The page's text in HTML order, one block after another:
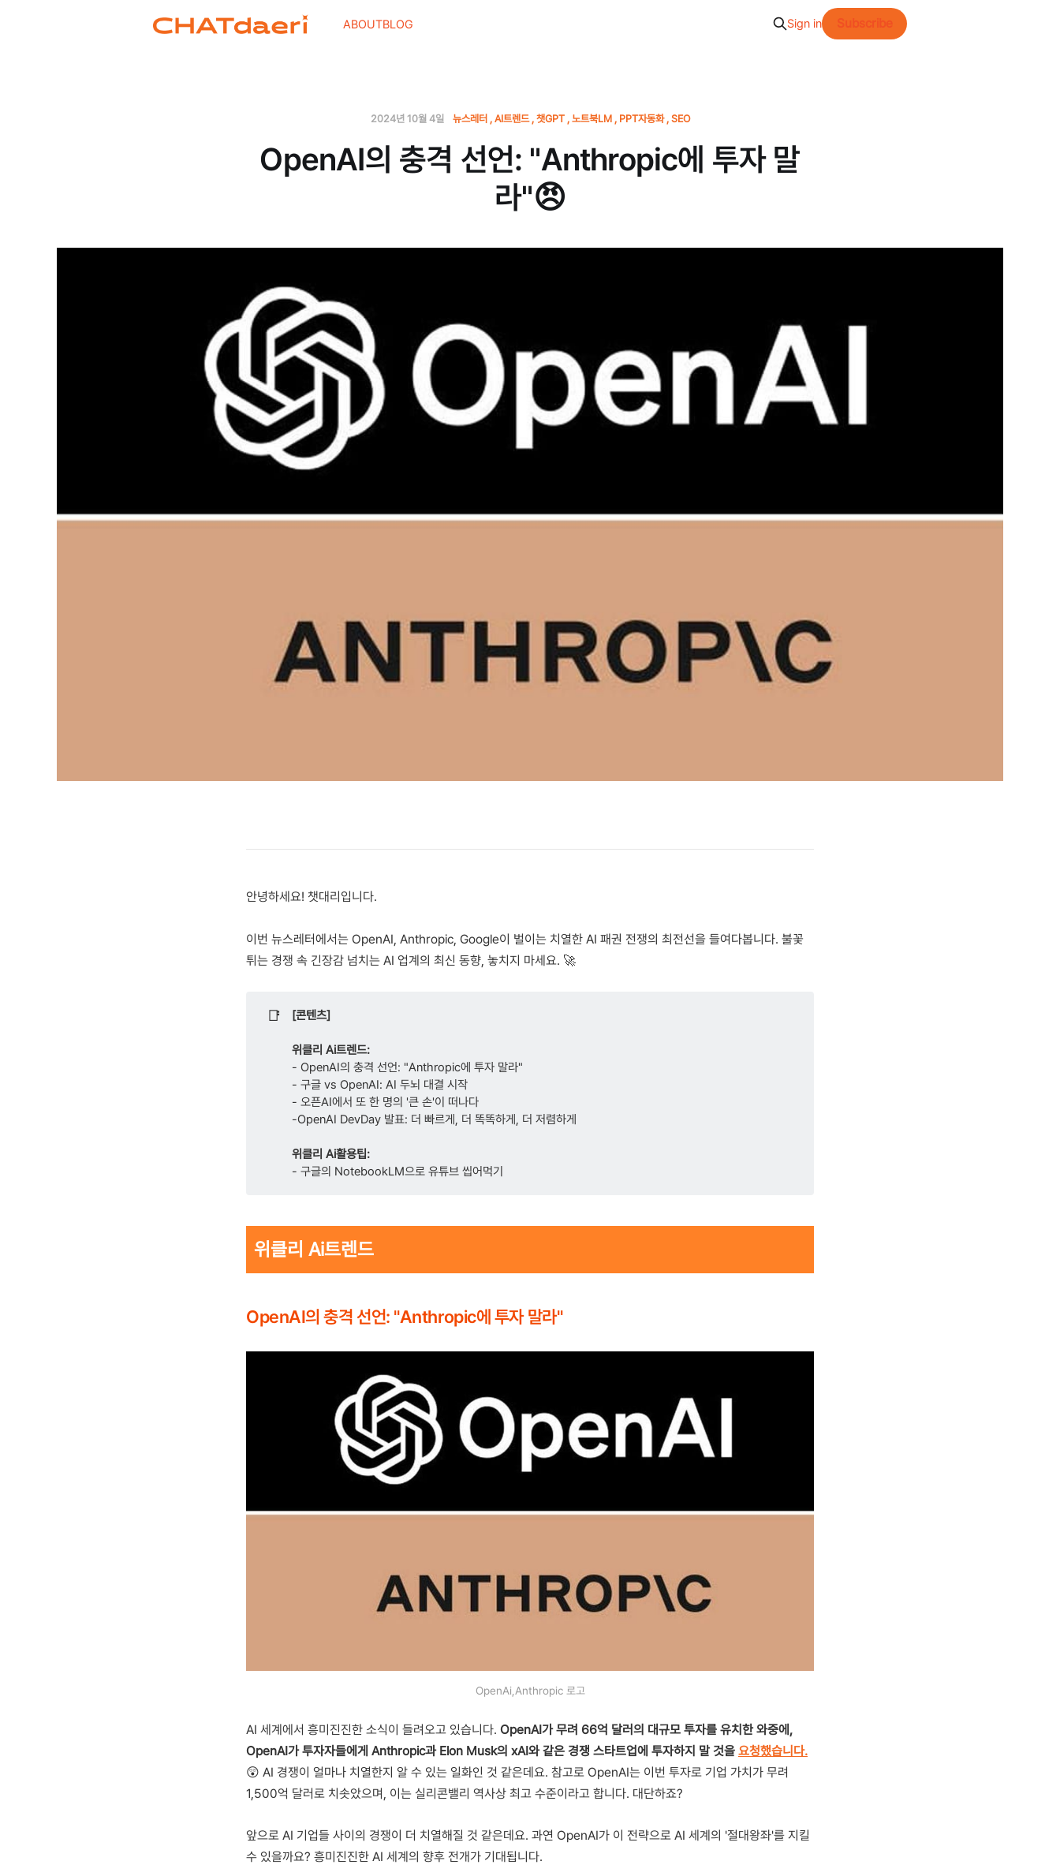
ABOUTBLOG Sign in Subscribe
2024년 10월 4일 뉴스레터 AI트렌드 챗GPT 노트북LM PPT자동화 SEO
OpenAI의 충격 선언: "Anthropic에 투자 말
라"😠
안녕하세요! 챗대리입니다.
이번 뉴스레터에서는 OpenAI, Anthropic, Google이 벌이는 치열한 AI 패권 전쟁의 최전선을 들여다봅니다. 불꽃
튀는 경쟁 속 긴장감 넘치는 AI 업계의 최신 동향, 놓치지 마세요. 🚀
📑 [콘텐츠]
위클리 Ai트렌드:
- OpenAI의 충격 선언: "Anthropic에 투자 말라"
- 구글 vs OpenAI: AI 두뇌 대결 시작
- 오픈AI에서 또 한 명의 '큰 손'이 떠나다
-OpenAI DevDay 발표: 더 빠르게, 더 똑똑하게, 더 저렴하게
위클리 Ai활용팁:
- 구글의 NotebookLM으로 유튜브 씹어먹기
위클리 Ai트렌드
OpenAI의 충격 선언: "Anthropic에 투자 말라"
OpenAi,Anthropic 로고
AI 세계에서 흥미진진한 소식이 들려오고 있습니다. OpenAI가 무려 66억 달러의 대규모 투자를 유치한 와중에,
OpenAI가 투자자들에게 Anthropic과 Elon Musk의 xAI와 같은 경쟁 스타트업에 투자하지 말 것을 요청했습니다.
😲 AI 경쟁이 얼마나 치열한지 알 수 있는 일화인 것 같은데요. 참고로 OpenAI는 이번 투자로 기업 가치가 무려
1,500억 달러로 치솟았으며, 이는 실리콘밸리 역사상 최고 수준이라고 합니다. 대단하죠?
앞으로 AI 기업들 사이의 경쟁이 더 치열해질 것 같은데요. 과연 OpenAI가 이 전략으로 AI 세계의 '절대왕좌'를 지킬
수 있을까요? 흥미진진한 AI 세계의 향후 전개가 기대됩니다.